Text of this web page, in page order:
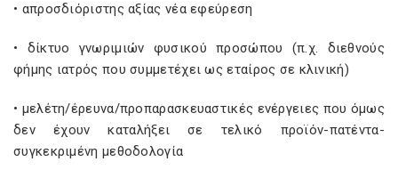
• απροσδιόριστης αξίας νέα εφεύρεση
• δίκτυο γνωριμιών φυσικού προσώπου (π.χ. διεθνούς
φήμης ιατρός που συμμετέχει ως εταίρος σε κλινική)
• μελέτη/έρευνα/προπαρασκευαστικές ενέργειες που όμως
δεν έχουν καταλήξει σε τελικό προϊόν-πατέντα-
συγκεκριμένη μεθοδολογία